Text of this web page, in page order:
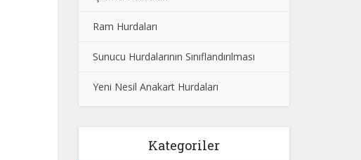
Ram Hurdaları
Sunucu Hurdalarının Sınıflandırılması
Yeni Nesil Anakart Hurdaları
Kategoriler